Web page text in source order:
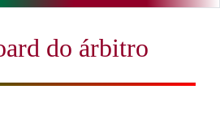
do árbitro